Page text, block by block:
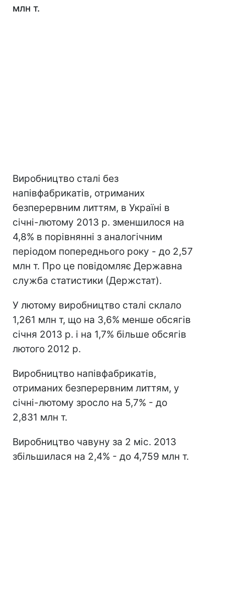
млн ​​т.
Виробництво сталі без
напівфабрикатів, отриманих
безперервним литтям, в Україні в
січні-лютому 2013 р. зменшилося на
4,8% в порівнянні з аналогічним
періодом попереднього року - до 2,57
млн ​​т. Про це повідомляє Державна
служба статистики (Держстат).
У лютому виробництво сталі склало
1,261 млн т, що на 3,6% менше обсягів
січня 2013 р. і на 1,7% більше обсягів
лютого 2012 р.
Виробництво напівфабрикатів,
отриманих безперервним литтям, у
січні-лютому зросло на 5,7% - до
2,831 млн т.
Виробництво чавуну за 2 міс. 2013
збільшилася на 2,4% - до 4,759 млн т.